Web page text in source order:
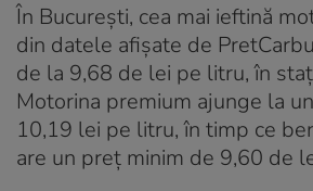
În București, cea mai ieftină
din datele afișate de
de la 9,68 de lei pe litru, în
Motorina premium ajunge la
10,19 lei pe litru, în timp ce
are un preț minim de 9,60 de